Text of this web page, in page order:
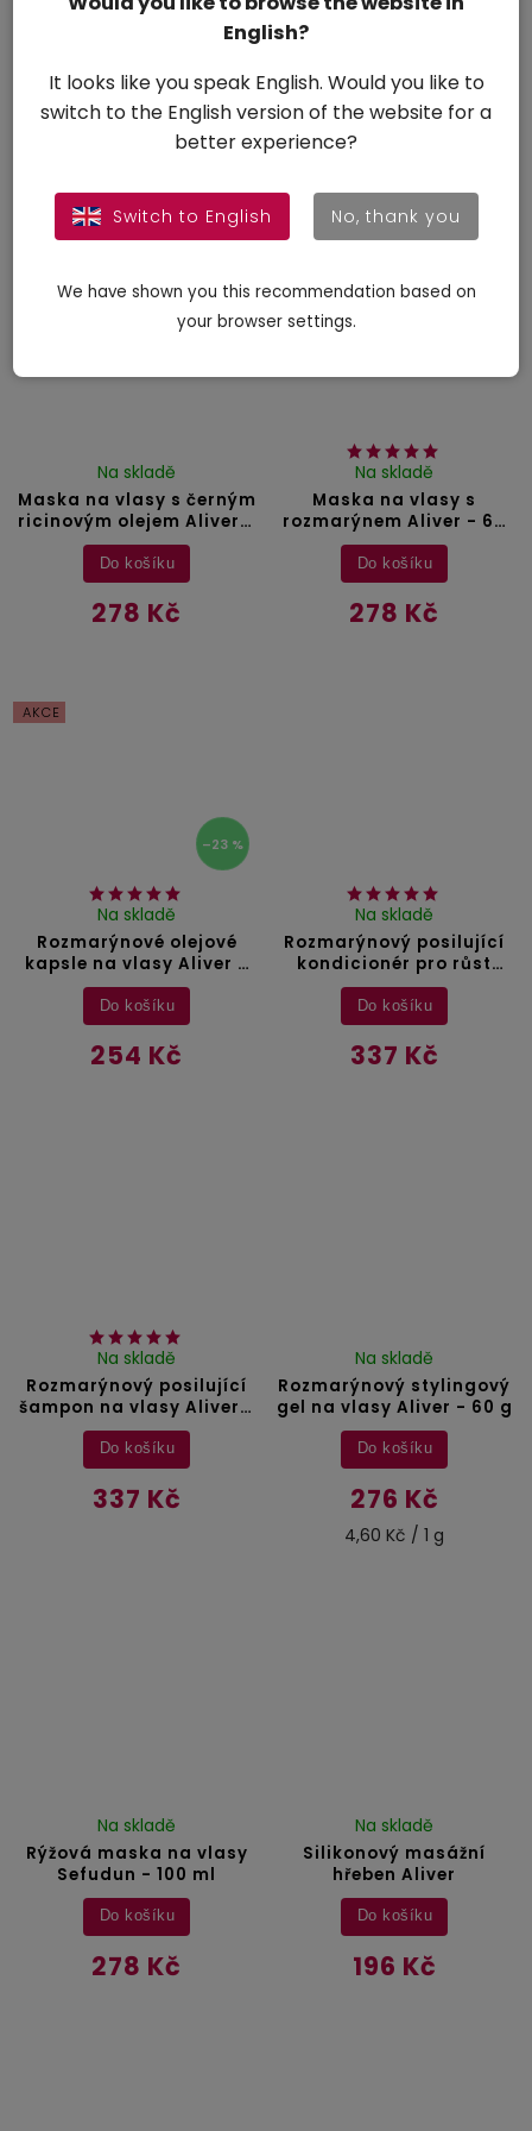
batanovým olejem Aliver
- 120 g
Do košíku
batanovým olejem Aliver
- 60 g
Do košíku
Maska na vlasy s černým
ricinovým olejem Aliver -
60 g
Na skladě
278 Kč
Do košíku
Maska na vlasy s
rozmarýnem Aliver - 60
g
Na skladě
278 Kč
Do košíku
AKCE
–23 %
Rozmarýnové olejové
kapsle na vlasy Aliver -
40 ks
Na skladě
254 Kč
Do košíku
Rozmarýnový posilující
kondicionér pro růst
vlasů Aliver - 300 ml
Na skladě
337 Kč
Do košíku
Rozmarýnový posilující
šampon na vlasy Aliver -
300 ml
Na skladě
337 Kč
Do košíku
Rozmarýnový stylingový
gel na vlasy Aliver - 60 g
Na skladě
276 Kč
4,60 Kč / 1 g
Do košíku
Rýžová maska na vlasy
Sefudun - 100 ml
Na skladě
278 Kč
Do košíku
Silikonový masážní
hřeben Aliver
Na skladě
196 Kč
Do košíku
English?
It looks like you speak English. Would you like to
switch to the English version of the website for a
better experience?
Switch to English No, thank you
We have shown you this recommendation based on
your browser settings.